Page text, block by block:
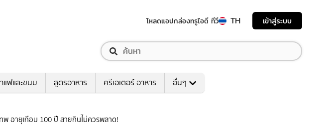
โหลดแอปกล่องทรูไอดี ทีวี TH เข้าสู่ระบบ
แฟและขนม สูตรอาหาร ครีเอเตอร์ อาหาร อื่นๆ
ทพ อายุเกือบ 100 ปี สายกินไม่ควรพลาด!